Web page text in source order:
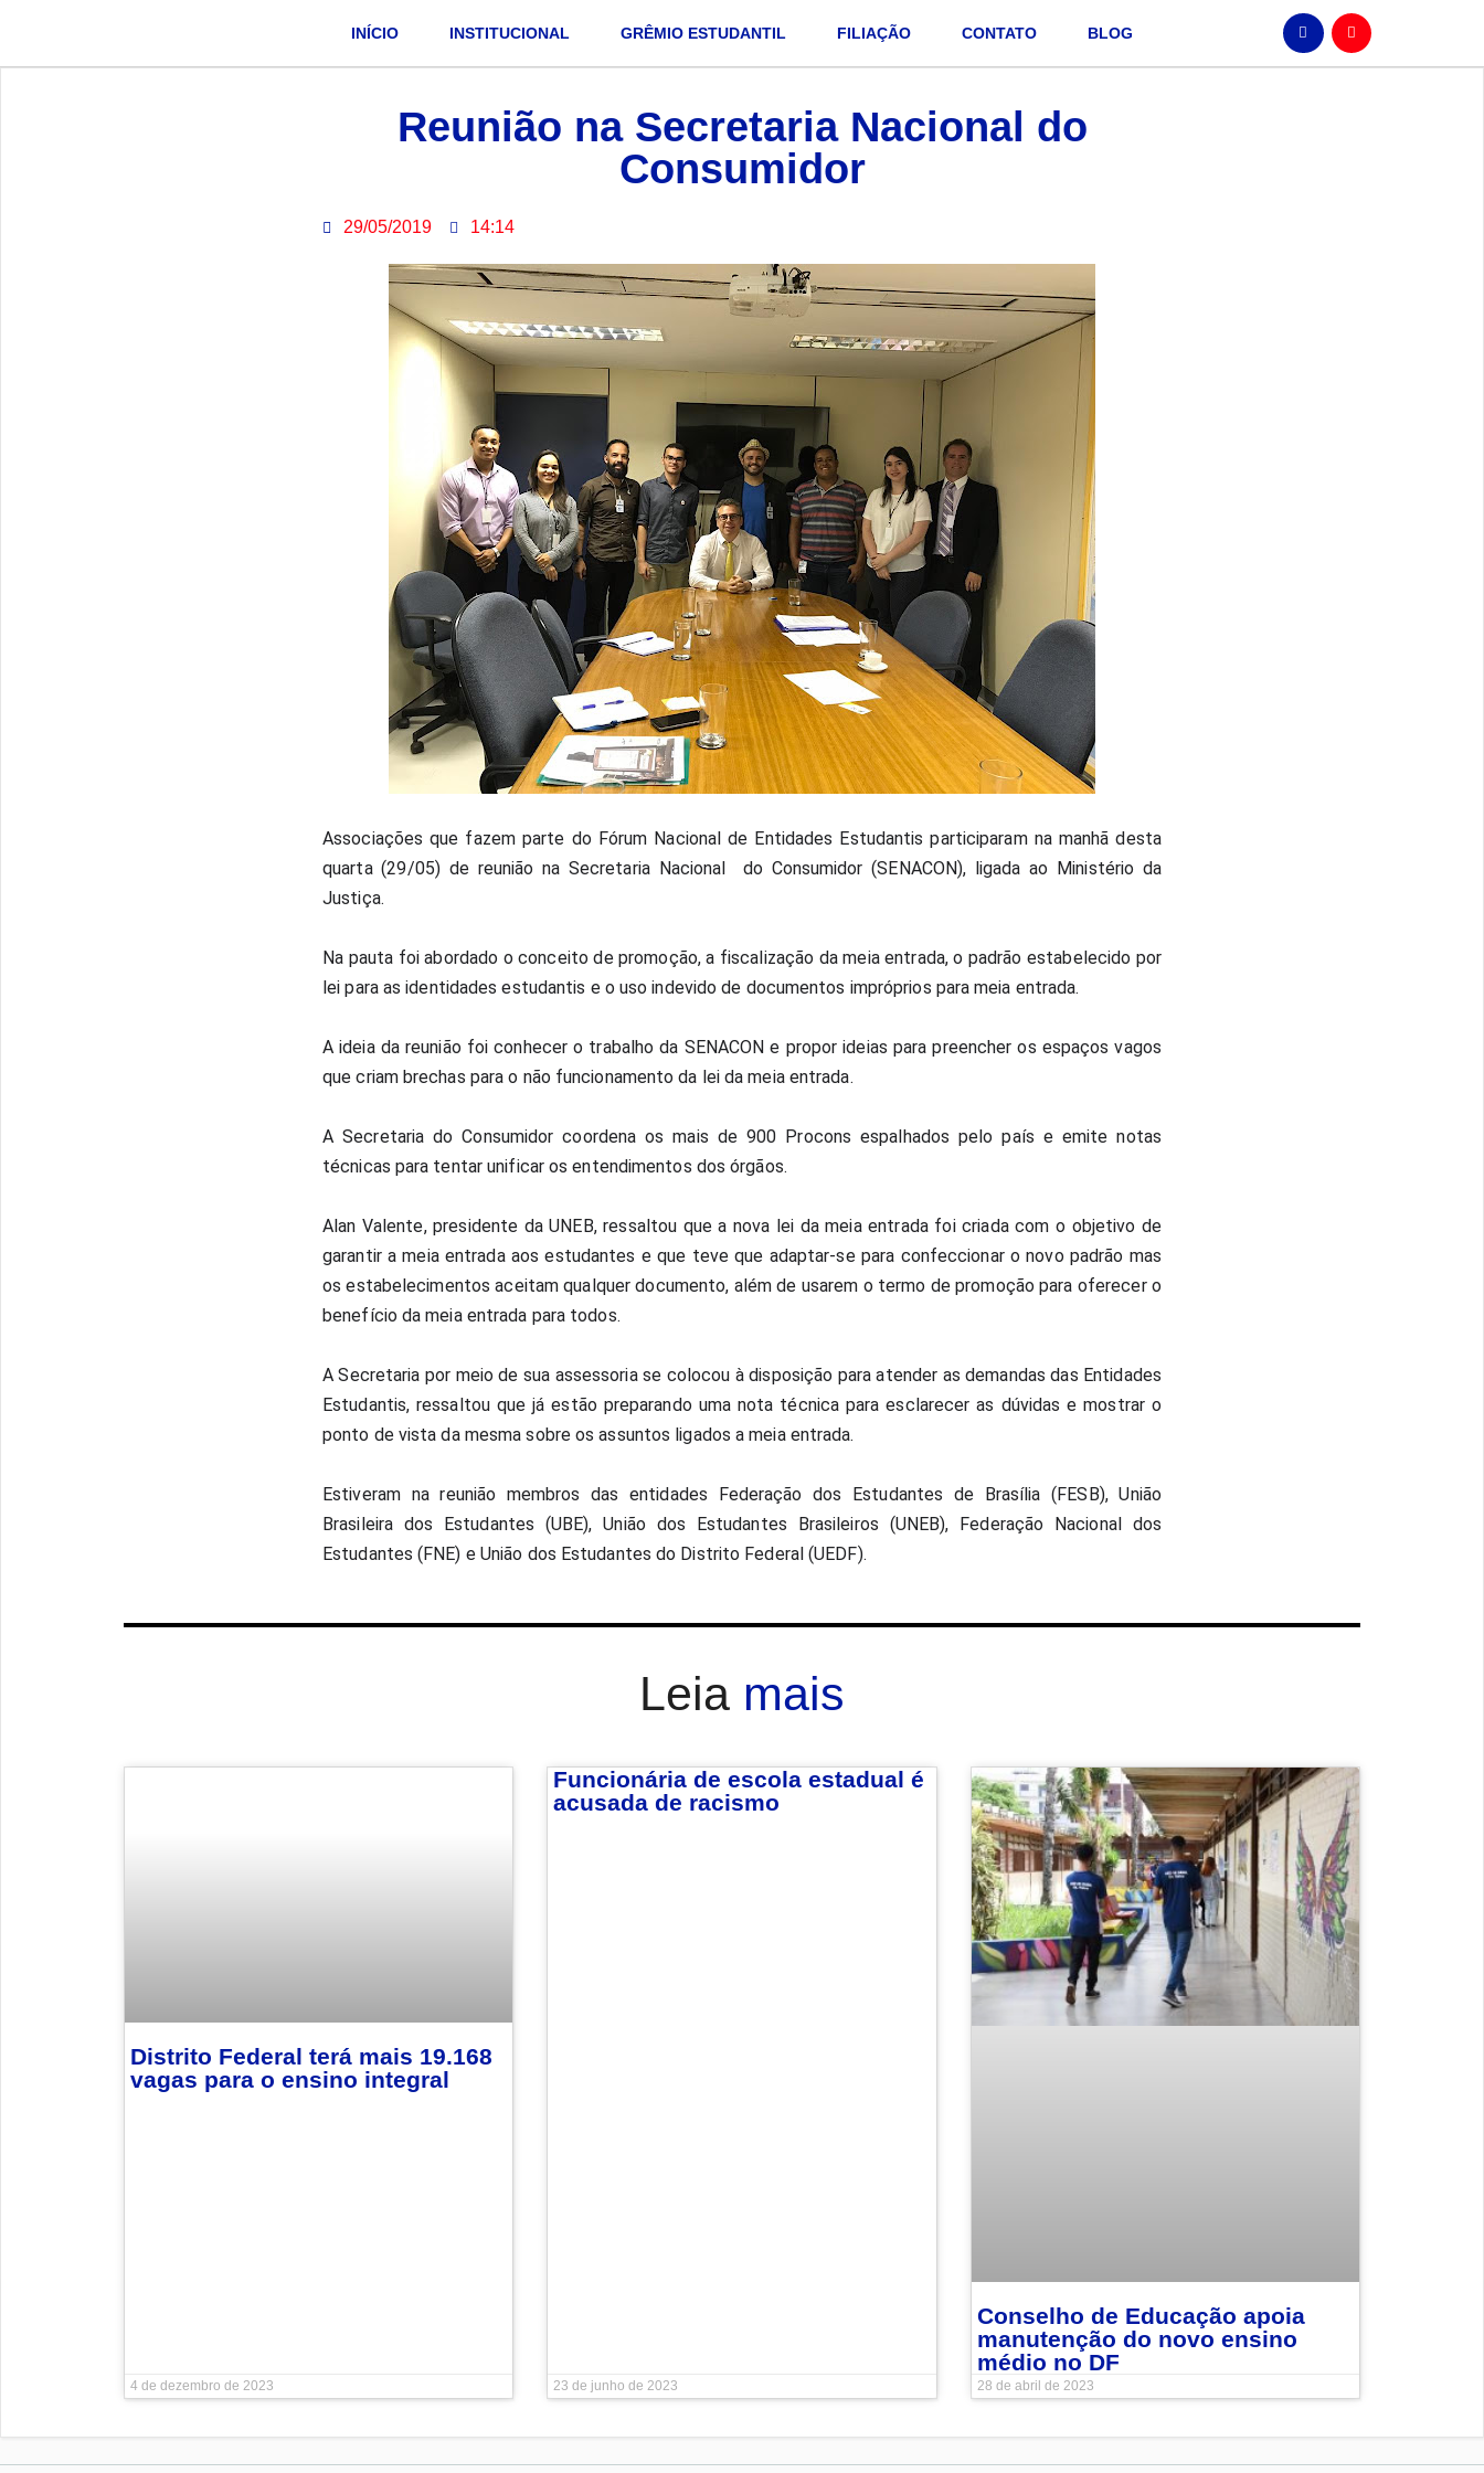
INÍCIO INSTITUCIONAL GRÊMIO ESTUDANTIL FILIAÇÃO CONTATO BLOG
Reunião na Secretaria Nacional do
Consumidor
29/05/2019 14:14
Associações que fazem parte do Fórum Nacional de Entidades Estudantis participaram na manhã desta
quarta (29/05) de reunião na Secretaria Nacional  do Consumidor (SENACON), ligada ao Ministério da
Justiça.
Na pauta foi abordado o conceito de promoção, a fiscalização da meia entrada, o padrão estabelecido por
lei para as identidades estudantis e o uso indevido de documentos impróprios para meia entrada.
A ideia da reunião foi conhecer o trabalho da SENACON e propor ideias para preencher os espaços vagos
que criam brechas para o não funcionamento da lei da meia entrada.
A Secretaria do Consumidor coordena os mais de 900 Procons espalhados pelo país e emite notas
técnicas para tentar unificar os entendimentos dos órgãos.
Alan Valente, presidente da UNEB, ressaltou que a nova lei da meia entrada foi criada com o objetivo de
garantir a meia entrada aos estudantes e que teve que adaptar-se para confeccionar o novo padrão mas
os estabelecimentos aceitam qualquer documento, além de usarem o termo de promoção para oferecer o
benefício da meia entrada para todos.
A Secretaria por meio de sua assessoria se colocou à disposição para atender as demandas das Entidades
Estudantis, ressaltou que já estão preparando uma nota técnica para esclarecer as dúvidas e mostrar o
ponto de vista da mesma sobre os assuntos ligados a meia entrada.
Estiveram na reunião membros das entidades Federação dos Estudantes de Brasília (FESB), União
Brasileira dos Estudantes (UBE), União dos Estudantes Brasileiros (UNEB), Federação Nacional dos
Estudantes (FNE) e União dos Estudantes do Distrito Federal (UEDF).
Leia mais
Distrito Federal terá mais 19.168
vagas para o ensino integral
4 de dezembro de 2023
Funcionária de escola estadual é
acusada de racismo
23 de junho de 2023
Conselho de Educação apoia
manutenção do novo ensino
médio no DF
28 de abril de 2023